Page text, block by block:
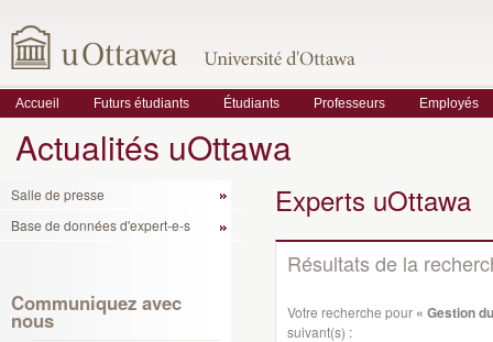
Accueil Futurs étudiants Étudiants Professeurs Employés
Actualités uOttawa
Salle de presse
Base de données d'expert-e-s
Communiquez avec
nous
Experts uOttawa
Résultats de la
Votre recherche pour « Gestion
suivant(s) :